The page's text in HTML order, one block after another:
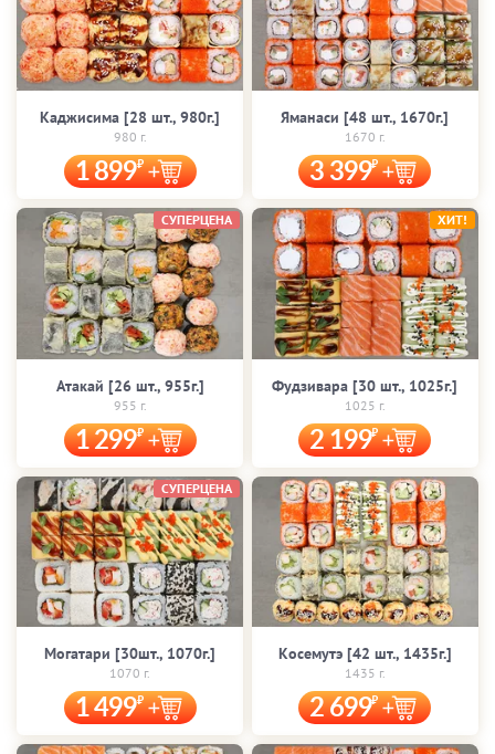
Каджисима [28 шт., 980г.]
980 г.
1 899
Яманаси [48 шт., 1670г.]
1670 г.
3 399
Атакай [26 шт., 955г.]
955 г.
1 299
СУПЕРЦЕНА
Фудзивара [30 шт., 1025г.]
1025 г.
2 199
ХИТ!
Могатари [30шт., 1070г.]
1070 г.
1 499
СУПЕРЦЕНА
Косемутэ [42 шт., 1435г.]
1435 г.
2 699